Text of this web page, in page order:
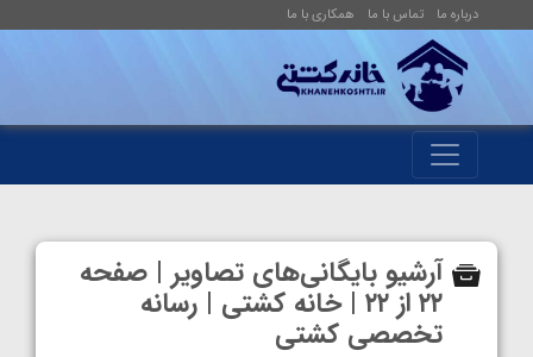
درباره ما تماس با ما همکاری با ما
آرشیو بایگانی‌های تصاویر | صفحه
۲۲ از ۲۲ | خانه کشتی | رسانه
تخصصی کشتی